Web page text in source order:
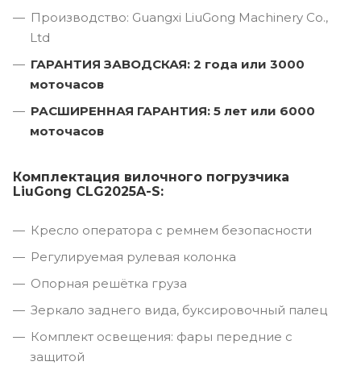
Производство: Guangxi LiuGong Machinery Co.,
Ltd
ГАРАНТИЯ ЗАВОДСКАЯ: 2 года или 3000
моточасов
РАСШИРЕННАЯ ГАРАНТИЯ: 5 лет или 6000
моточасов
Комплектация вилочного погрузчика
LiuGong CLG2025A-S:
Кресло оператора с ремнем безопасности
Регулируемая рулевая колонка
Опорная решётка груза
Зеркало заднего вида, буксировочный палец
Комплект освещения: фары передние с
защитой